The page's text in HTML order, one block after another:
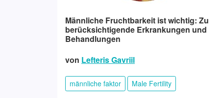
Männliche Fruchtbarkeit ist wichtig: Zu
berücksichtigende Erkrankungen und
Behandlungen
von Lefteris Gavriil
männliche faktor Male Fertility